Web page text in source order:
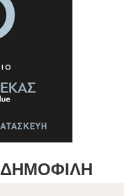
ΔΗΜΟΦΙΛΗ